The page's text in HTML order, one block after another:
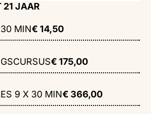
21 JAAR
30 MIN€ 14,50
€ 175,00
9 X 30 MIN€ 366,00